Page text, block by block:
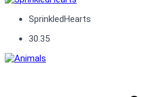
SprinkledHearts
30.35